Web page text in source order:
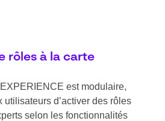
rôles à la carte
est modulaire,
utilisateurs d’activer des rôles
selon les fonctionnalités